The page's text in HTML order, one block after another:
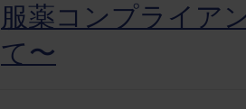
服薬コンプライア
て〜